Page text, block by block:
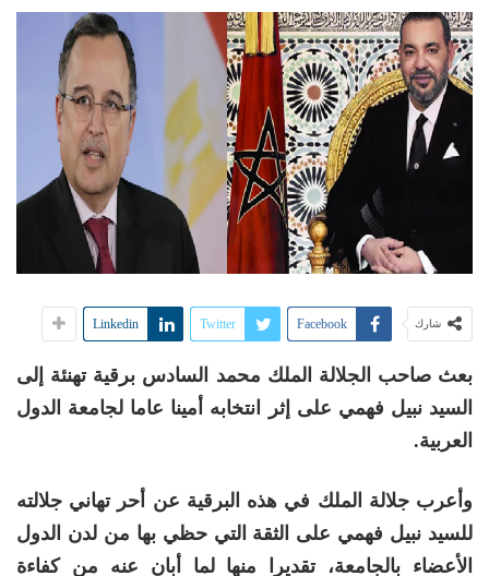
شارك Facebook
Twitter
Linkedin
بعث صاحب الجلالة الملك محمد السادس برقية تهنئة إلى
السيد نبيل فهمي على إثر انتخابه أمينا عاما لجامعة الدول
العربية.
وأعرب جلالة الملك في هذه البرقية عن أحر تهاني جلالته
للسيد نبيل فهمي على الثقة التي حظي بها من لدن الدول
الأعضاء بالجامعة، تقديرا منها لما أبان عنه من كفاءة